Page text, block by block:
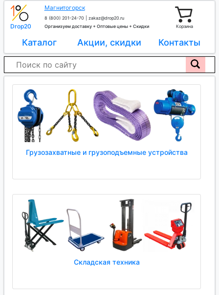
Drop20
Магнитогорск
8 (800) 201-24-70
zakaz@drop20.ru
Организуем доставку + Оптовые цены + Скидки
Корзина
Каталог Акции, скидки Контакты
Грузозахватные и грузоподъемные устройства
Складская техника